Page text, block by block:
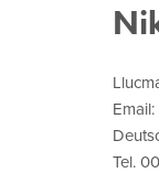
Tel.